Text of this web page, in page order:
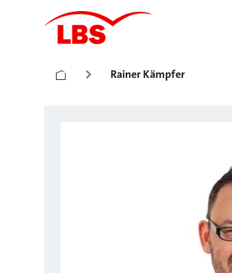
Rainer Kämpfer